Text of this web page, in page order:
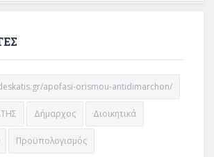
apofasi-orismou-antidimarchon/
Δήμαρχος Διοικητικά
Προϋπολογισμός